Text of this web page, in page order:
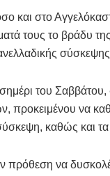
και στο
τους το βράδυ
του Σαββάτου,
προκειμένου να
καθώς και
πρόθεση να